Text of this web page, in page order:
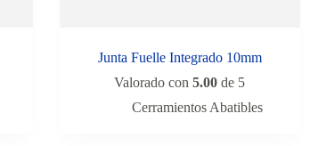
Junta Fuelle Integrado 10mm
Valorado con5.00 de 5
Cerramientos Abatibles